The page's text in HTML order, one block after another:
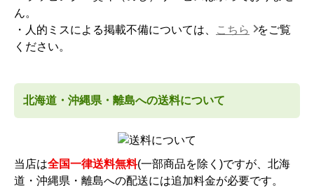
ん。
・人的ミスによる掲載不備については、
こちら
をご覧
ください。
北海道・沖縄県・離島への送料について
当店は全国一律送料無料(一部商品を除く)ですが、北海
道・沖縄県・離島への配送には追加料金が必要です。